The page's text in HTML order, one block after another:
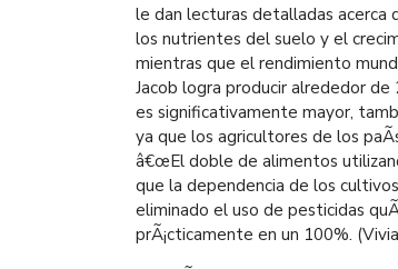
le dan lecturas detalladas acerca
los nutrientes del suelo y el
mientras que el rendimiento
Jacob logra producir alrededor de
es significativamente mayor,
ya que los agricultores de los
â€œEl doble de alimentos
que la dependencia de los
eliminado el uso de pesticidas
prÃ¡cticamente en un 100%.